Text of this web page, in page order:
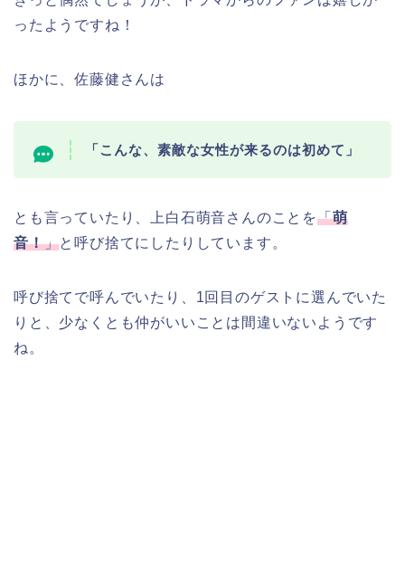
ったようですね！
ほかに、佐藤健さんは
「こんな、素敵な女性が来るのは初めて」
とも言っていたり、上白石萌音さんのことを「萌
音！」と呼び捨てにしたりしています。
呼び捨てで呼んでいたり、1回目のゲストに選んでいた
りと、少なくとも仲がいいことは間違いないようです
ね。